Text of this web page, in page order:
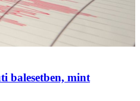
balesetben, mint